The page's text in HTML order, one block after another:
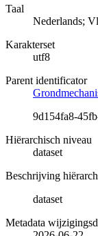
Taal
Nederlands;
Karakterset
utf8
Parent identificator
9d154fa8-
Hiërarchisch niveau
dataset
Beschrijving
dataset
Metadata